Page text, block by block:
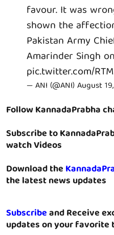
favour. It was
shown the
Pakistan Army
Amarinder Singh on
pic.twitter.com/
— ANI (@ANI)August
Follow KannadaPrabha
Subscribe to
watch Videos
Download the
the latest news updates
Subscribeand Receive
updates on your favorite